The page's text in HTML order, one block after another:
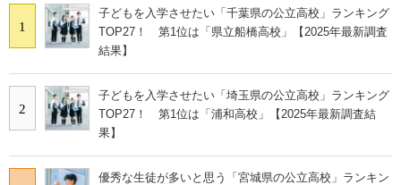
1
子どもを入学させたい「千葉県の公立高校」ランキング
TOP27！ 第1位は「県立船橋高校」【2025年最新調査
結果】
2
子どもを入学させたい「埼玉県の公立高校」ランキング
TOP27！ 第1位は「浦和高校」【2025年最新調査結
果】
優秀な生徒が多いと思う「宮城県の公立高校」ランキン